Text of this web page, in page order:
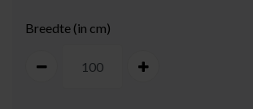
Breedte (in cm)